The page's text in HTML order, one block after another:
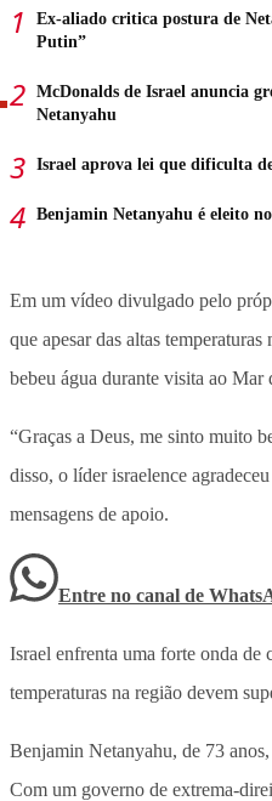
Ex-aliado critica postura de
Putin”
McDonalds de Israel anuncia
Netanyahu
Israel aprova lei que dificulta
Benjamin Netanyahu é eleito
Em um vídeo divulgado pelo
que apesar das altas
bebeu água durante visita ao Mar
“Graças a Deus, me sinto muito
disso, o líder israelence
mensagens de apoio.
Entre no canal de
Israel enfrenta uma forte onda de
temperaturas na região devem
Benjamin Netanyahu, de 73
Com um governo de extrema-